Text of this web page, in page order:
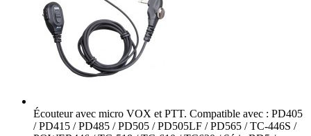
Écouteur avec micro VOX et PTT. Compatible avec : PD405
/ PD415 / PD485 / PD505 / PD505LF / PD565 / TC-446S /